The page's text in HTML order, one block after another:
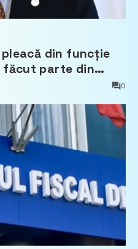
din funcție
făcut parte din
0